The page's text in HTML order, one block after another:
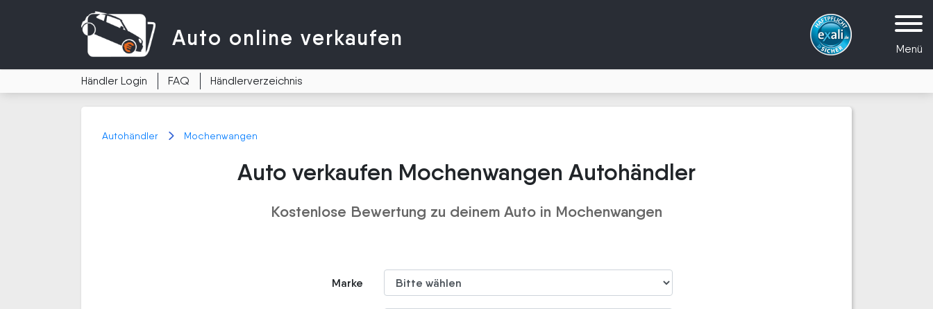
Menü
Auto online verkaufen
Händler Login FAQ Händlerverzeichnis
Autohändler Mochenwangen
Auto verkaufen Mochenwangen Autohändler
Kostenlose Bewertung zu deinem Auto in Mochenwangen
Marke